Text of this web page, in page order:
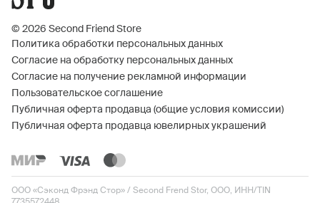
© 2026 Second Friend Store
Политика обработки персональных данных
Согласие на обработку персональных данных
Согласие на получение рекламной информации
Пользовательское соглашение
Публичная оферта продавца (общие условия комиссии)
Публичная оферта продавца ювелирных украшений
ООО «Сэконд Фрэнд Стор» / Second Frend Stor, ООО, ИНН/TIN